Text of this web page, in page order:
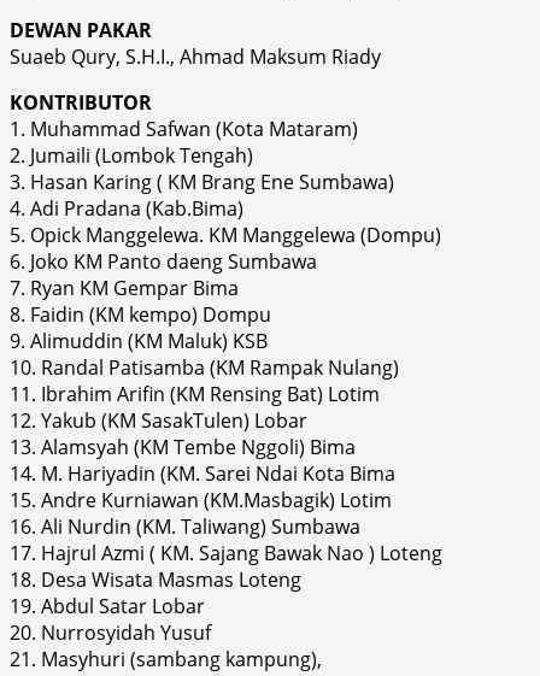
DEWAN PAKAR
Suaeb Qury, S.H.I., Ahmad Maksum Riady
KONTRIBUTOR
1. Muhammad Safwan (Kota Mataram)
2. Jumaili (Lombok Tengah)
3. Hasan Karing ( KM Brang Ene Sumbawa)
4. Adi Pradana (Kab.Bima)
5. Opick Manggelewa. KM Manggelewa (Dompu)
6. Joko KM Panto daeng Sumbawa
7. Ryan KM Gempar Bima
8. Faidin (KM kempo) Dompu
9. Alimuddin (KM Maluk) KSB
10. Randal Patisamba (KM Rampak Nulang)
11. Ibrahim Arifin (KM Rensing Bat) Lotim
12. Yakub (KM SasakTulen) Lobar
13. Alamsyah (KM Tembe Nggoli) Bima
14. M. Hariyadin (KM. Sarei Ndai Kota Bima
15. Andre Kurniawan (KM.Masbagik) Lotim
16. Ali Nurdin (KM. Taliwang) Sumbawa
17. Hajrul Azmi ( KM. Sajang Bawak Nao ) Loteng
18. Desa Wisata Masmas Loteng
19. Abdul Satar Lobar
20. Nurrosyidah Yusuf
21. Masyhuri (sambang kampung),